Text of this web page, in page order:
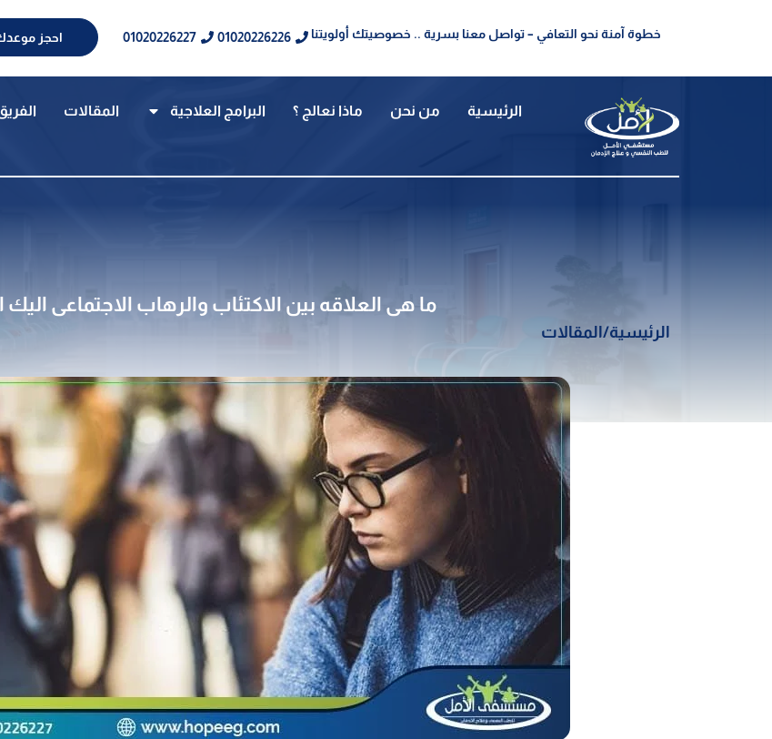
خطوة آمنة نحو التعافي – تواصل معنا بسرية .. خصوصيتك أولويتنا 01020226226
01020226227 احجز
الرئيسية من نحن ماذا نعالج ؟ البرامج العلاجية المقالات
ما هى العلاقه بين الاكتئاب والرهاب الاجتماعى اليك
الرئيسية/المقالات